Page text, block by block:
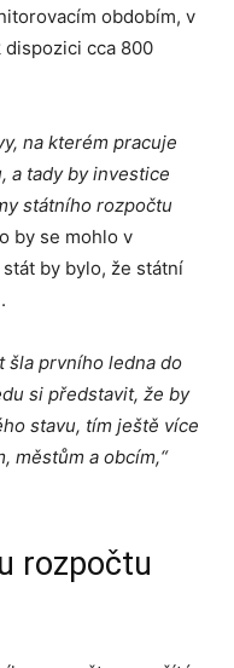
obdobím, v
dispozici cca 800
na kterém pracuje
a tady by investice
státního rozpočtu
by se mohlo v
by bylo, že státní
šla prvního ledna do
si představit, že by
stavu, tím ještě více
městům a obcím,“
rozpočtu